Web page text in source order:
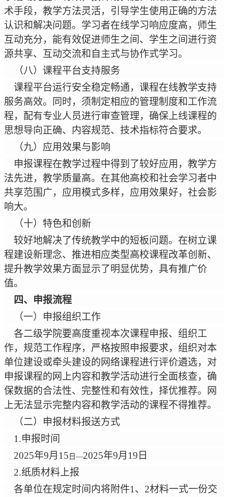
术手段，教学方法灵活，引导学生使用正确的方法
认识和解决问题。学习者在线学习响应度高，师生
互动充分，能有效促进师生之间、学生之间进行资
源共享、互动交流和自主式与协作式学习。
（八）课程平台支持服务
课程平台运行安全稳定畅通，课程在线教学支持
服务高效。同时，须制定相应的管理制度和工作流
程，配有专业人员进行审查管理，确保上线课程的
思想导向正确、内容规范、技术指标符合要求。
（九）应用效果与影响
申报课程在教学过程中得到了较好应用，教学方
法先进，教学质量高。在其他高校和社会学习者中
共享范围广，应用模式多样，应用效果好，社会影
响大。
（十）特色和创新
较好地解决了传统教学中的短板问题。在树立课
程建设新理念、推进相应类型高校课程改革创新、
提升教学效果方面显示了明显优势，具有推广价
值。
四、申报流程
（一）申报组织工作
各二级学院要高度重视本次课程申报、组织工
作，规范工作程序，严格按照申报要求，组织对本
单位建设或牵头建设的网络课程进行评价遴选，对
申报课程的网上内容和教学活动进行全面核查，确
保数据的合法性、完整性和有效性，择优推荐。网
上无法显示完整内容和教学活动的课程不得推荐。
（二）申报材料报送方式
1.申报时间
2025年9月 15 日 —2025年9月 19 日
2.纸质材料上报
各单位在规定时间内将附件1 、 2材料一式一份交